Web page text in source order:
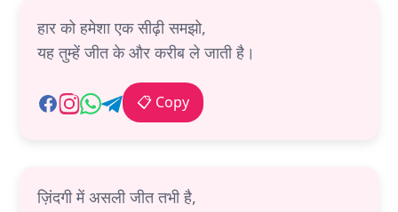
हार को हमेशा एक सीढ़ी समझो,
यह तुम्हें जीत के और करीब ले जाती है।
📋 Copy
ज़िंदगी में असली जीत तभी है,